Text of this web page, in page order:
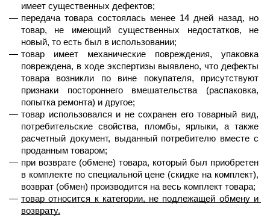
имеет существенных дефектов;
передача товара состоялась менее 14 дней назад, но
товар, не имеющий существенных недостатков, не
новый, то есть был в использовании;
товар имеет механические повреждения, упаковка
повреждена, в ходе экспертизы выявлено, что дефекты
товара возникли по вине покупателя, присутствуют
признаки постороннего вмешательства (распаковка,
попытка ремонта) и другое;
товар использовался и не сохранен его товарный вид,
потребительские свойства, пломбы, ярлыки, а также
расчетный документ, выданный потребителю вместе с
проданным товаром;
при возврате (обмене) товара, который был приобретен
в комплекте по специальной цене (скидке на комплект),
возврат (обмен) производится на весь комплект товара;
товар относится к категории, не подлежащей обмену и
возврату.